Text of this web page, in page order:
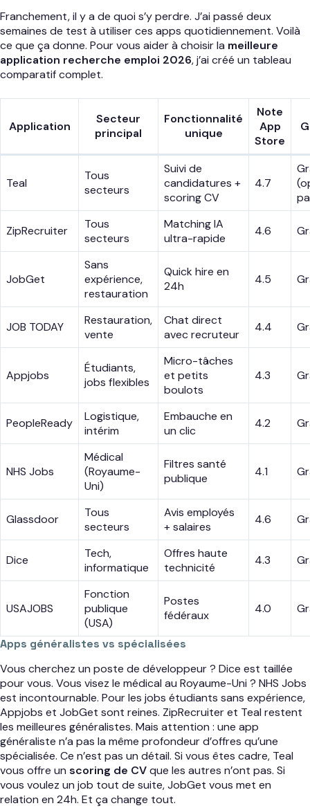
Franchement, il y a de quoi s’y perdre. J’ai passé deux
semaines de test à utiliser ces apps quotidiennement. Voilà
ce que ça donne. Pour vous aider à choisir la meilleure
application recherche emploi 2026, j’ai créé un tableau
comparatif complet.
Application
Secteur
principal
Fonctionnalité
unique
Note
App
Store
Teal
Tous
secteurs
Suivi de
candidatures +
scoring CV
4.7
ZipRecruiter
Tous
secteurs
Matching IA
ultra-rapide
4.6
JobGet
Sans
expérience,
restauration
Quick hire en
24h
4.5
JOB TODAY
Restauration,
vente
Chat direct
avec recruteur
4.4
Appjobs
Étudiants,
jobs flexibles
Micro-tâches
et petits
boulots
4.3
PeopleReady
Logistique,
intérim
Embauche en
un clic
4.2
NHS Jobs
Médical
(Royaume-
Uni)
Filtres santé
publique
4.1
Glassdoor
Tous
secteurs
Avis employés
+ salaires
4.6
Dice
Tech,
informatique
Offres haute
technicité
4.3
USAJOBS
Fonction
publique
(USA)
Postes
fédéraux
4.0
Apps généralistes vs spécialisées
Vous cherchez un poste de développeur ? Dice est taillée
pour vous. Vous visez le médical au Royaume-Uni ? NHS Jobs
est incontournable. Pour les jobs étudiants sans expérience,
Appjobs et JobGet sont reines. ZipRecruiter et Teal restent
les meilleures généralistes. Mais attention : une app
généraliste n’a pas la même profondeur d’offres qu’une
spécialisée. Ce n’est pas un détail. Si vous êtes cadre, Teal
vous offre un scoring de CVque les autres n’ont pas. Si
vous voulez un job tout de suite, JobGet vous met en
relation en 24h. Et ça change tout.